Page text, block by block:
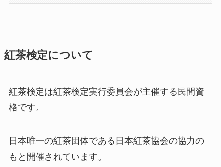
紅茶検定について
紅茶検定は紅茶検定実行委員会が主催する民間資
格です。
日本唯一の紅茶団体である日本紅茶協会の協力の
もと開催されています。